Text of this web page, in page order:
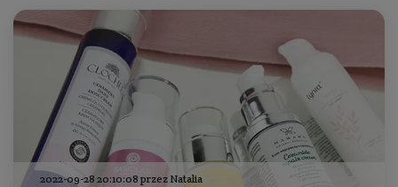
2022-09-28 20:10:08 przez Natalia